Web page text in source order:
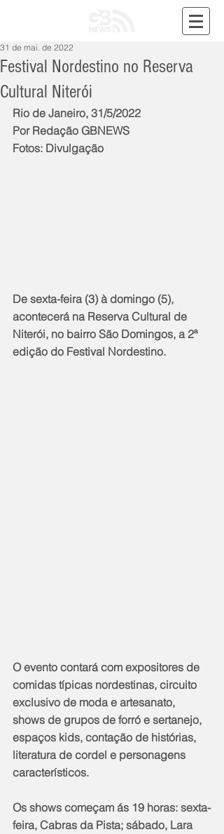
Festival Nordestino no Reserva
Cultural Niterói
31 de mai. de 2022
Rio de Janeiro, 31/5/2022
Por Redação GBNEWS
Fotos: Divulgação
De sexta-feira (3) à domingo (5),
acontecerá na Reserva Cultural de
Niterói, no bairro São Domingos, a 2ª
edição do Festival Nordestino.
O evento contará com expositores de
comidas típicas nordestinas, circuito
exclusivo de moda e artesanato,
shows de grupos de forró e sertanejo,
espaços kids, contação de histórias,
literatura de cordel e personagens
característicos.
Os shows começam ás 19 horas: sexta-
feira, Cabras da Pista; sábado, Lara